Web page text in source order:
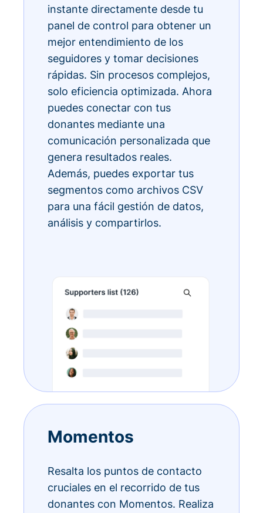
instante directamente desde tu
panel de control para obtener un
mejor entendimiento de los
seguidores y tomar decisiones
rápidas. Sin procesos complejos,
solo eficiencia optimizada. Ahora
puedes conectar con tus
donantes mediante una
comunicación personalizada que
genera resultados reales.
Además, puedes exportar tus
segmentos como archivos CSV
para una fácil gestión de datos,
análisis y compartirlos.
Momentos
Resalta los puntos de contacto
cruciales en el recorrido de tus
donantes con Momentos. Realiza